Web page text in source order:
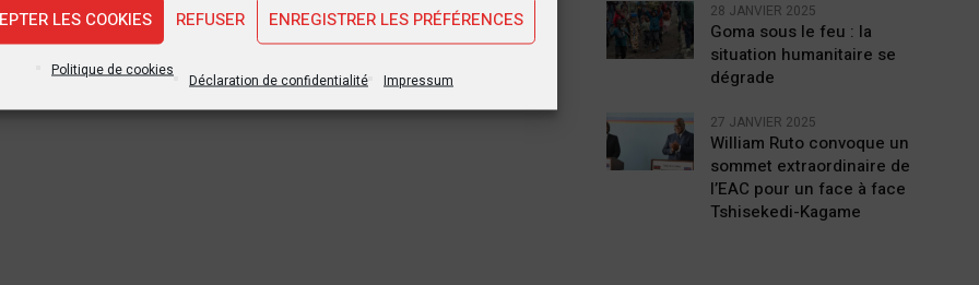
LES COOKIES REFUSER ENREGISTRER LES PRÉFÉRENCES
Politique de cookies
Déclaration de confidentialité Impressum
28 JANVIER 2025
Goma sous le feu : la
situation humanitaire se
dégrade
27 JANVIER 2025
William Ruto convoque un
sommet extraordinaire de
l’EAC pour un face à face
Tshisekedi-Kagame